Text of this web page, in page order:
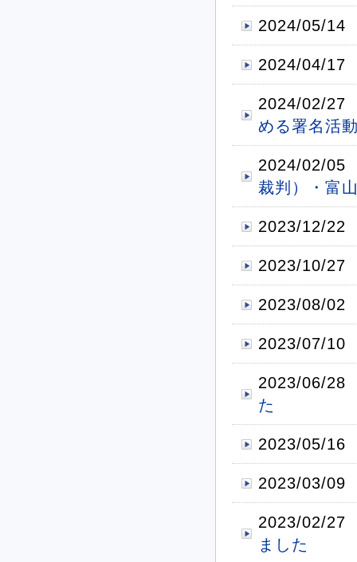
2024/05/14
2024/04/17
2024/02/27
める署名活
2024/02/05
裁判）・富
2023/12/22
2023/10/27
2023/08/02
2023/07/10
2023/06/28
た
2023/05/16
2023/03/09
2023/02/27
ました